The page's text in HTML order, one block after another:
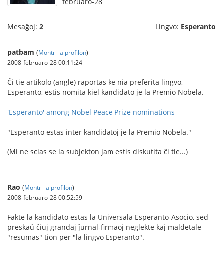
Mesaĝoj: 2 Lingvo: Esperanto
patbam (Montri la profilon)
2008-februaro-28 00:11:24
Ĉi tie artikolo (angle) raportas ke nia preferita lingvo,
Esperanto, estis nomita kiel kandidato je la Premio Nobela.
'Esperanto' among Nobel Peace Prize nominations
"Esperanto estas inter kandidatoj je la Premio Nobela."
(Mi ne scias se la subjekton jam estis diskutita ĉi tie...)
Rao (Montri la profilon)
2008-februaro-28 00:52:59
Fakte la kandidato estas la Universala Esperanto-Asocio, sed
preskaŭ ĉiuj grandaj ĵurnal-firmaoj neglekte kaj maldetale
"resumas" tion per "la lingvo Esperanto".